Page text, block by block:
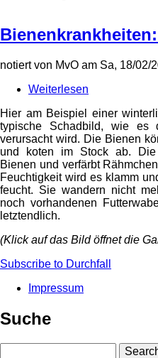
notiert von MvO am Sa, 18/02/
Weiterlesen
Nosema/Ruhr
Hier am Beispiel einer
typische Schadbild, wie es
verursacht wird. Die Bienen
und koten im Stock ab. Die
Bienen und verfärbt
Feuchtigkeit wird es klamm
feucht. Sie wandern nicht
noch vorhandenen
letztendlich.
(Klick auf das Bild öffnet die
Subscribe to Durchfall
Impressum
Suche